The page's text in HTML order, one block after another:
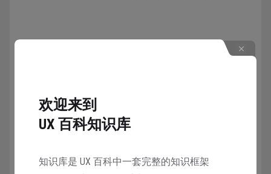
导致它们没有统一的操作面板、步骤、方式。想要正确
使用插件，就要先看详情页面的介绍，如果英文不够
欢迎来到
UX 百科知识库
知识库是 UX 百科中一套完整的知识框架